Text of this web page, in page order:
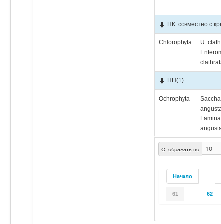
Отображать по
Начало
61 62
ПК: совместно с
Chlorophyta
U.
ПП(1)
Ochrophyta